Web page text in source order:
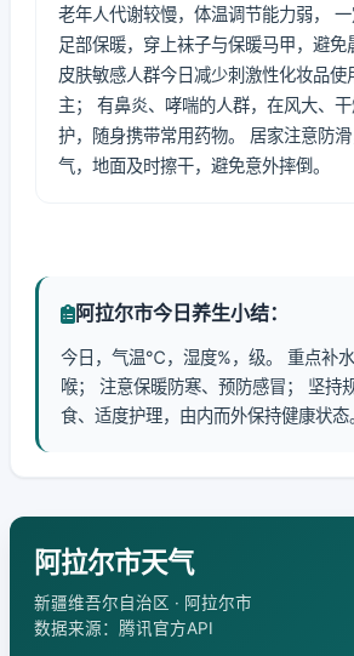
老年人代谢较慢，体温调节能力弱， 一
足部保暖，穿上袜子与保暖马甲，避免
皮肤敏感人群今日减少刺激性化妆品使
主； 有鼻炎、哮喘的人群，在风大、
护，随身携带常用药物。 居家注意防
气，地面及时擦干，避免意外摔倒。
阿拉尔市今日养生小结：
今日，气温℃，湿度%，级。 重点补
喉； 注意保暖防寒、预防感冒； 坚持
食、适度护理，由内而外保持健康状态
阿拉尔市天气
新疆维吾尔自治区 · 阿拉尔市
数据来源：腾讯官方API